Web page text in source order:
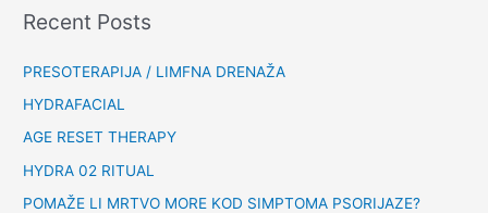
Recent Posts
PRESOTERAPIJA / LIMFNA DRENAŽA
HYDRAFACIAL
AGE RESET THERAPY
HYDRA 02 RITUAL
POMAŽE LI MRTVO MORE KOD SIMPTOMA PSORIJAZE?